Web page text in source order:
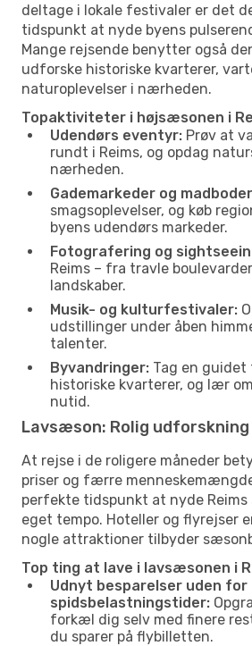
deltage i lokale festivaler er det
tidspunkt at nyde byens
Mange rejsende benytter også
udforske historiske kvarterer,
naturoplevelser i nærheden.
Topaktiviteter i højsæsonen i
Udendørs eventyr: Prøv at
rundt i Reims, og opdag
nærheden.
Gademarkeder og
smagsoplevelser, og køb
byens udendørs markeder.
Fotografering og
Reims – fra travle
landskaber.
Musik- og kulturfestivaler:
udstillinger under åben
talenter.
Byvandringer: Tag en guidet
historiske kvarterer, og lær
nutid.
Lavsæson: Rolig
At rejse i de roligere måneder
priser og færre
perfekte tidspunkt at nyde Reims
eget tempo. Hoteller og flyrejser
nogle attraktioner tilbyder
Top ting at lave i lavsæsonen i
Udnyt besparelser uden for
spidsbelastningstider:
forkæl dig selv med finere
du sparer på flybilletten.